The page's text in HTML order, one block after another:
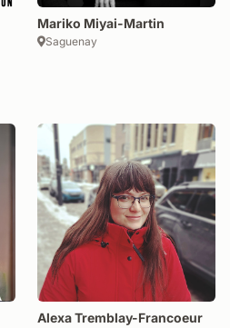
Mariko Miyai-Martin
Saguenay
Alexa Tremblay-Francoeur